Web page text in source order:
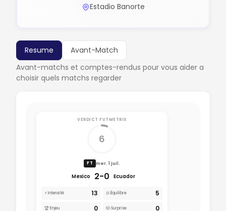
Estadio Banorte
Resume
Avant-Match
Avant-matchs et comptes-rendus pour vous aider a
choisir quels matchs regarder
VERDICT FUTMETRIX
6
FT mer. 1 juil.
Mexico 2-0 Ecuador
⚡ Intensité 13 ⚖️ Équilibre 5
🏆 Enjeu 0 🎲 Surprise 0